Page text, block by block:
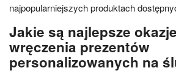
najpopularniejszych produktach
Jakie są najlepsze
wręczenia prezentów
personalizowanych na